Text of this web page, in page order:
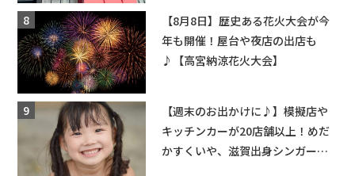
【8月8日】歴史ある花火大会が今
年も開催！屋台や夜店の出店も
♪【高宮納涼花火大会】
【週末のお出かけに♪】模擬店や
キッチンカーが20店舗以上！めだ
かすくいや、滋賀出身シンガーソ